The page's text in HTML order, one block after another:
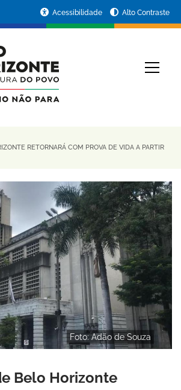
Acessibilidade Alto Contraste
RETORNARÁ COM PROVA DE VIDA A PARTIR
Foto: Adão de Souza
Belo Horizonte